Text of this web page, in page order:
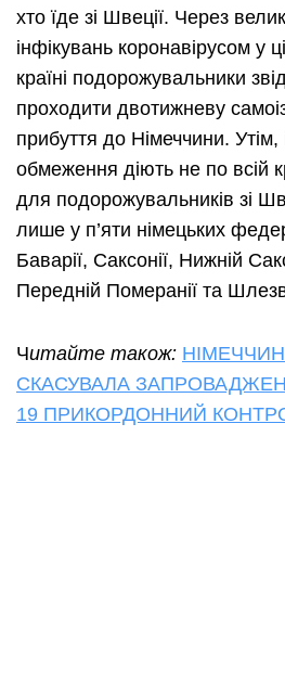
хто їде зі Швеції. Через
інфікувань коронавірусом у
країні подорожувальники
проходити двотижневу
прибуття до Німеччини. Утім,
обмеження діють не по всій
для подорожувальників зі
лише у п’яти німецьких
Баварії, Саксонії, Нижній
Передній Померанії та
Читайте також:
СКАСУВАЛА
19 ПРИКОРДОННИЙ